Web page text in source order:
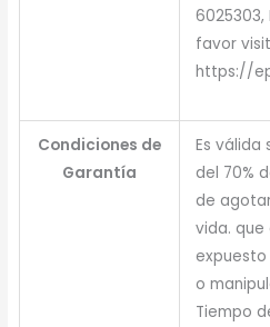
favor
https://
Condiciones de
Garantía
Es válida
del 70%
de
vida.
o
Tiempo